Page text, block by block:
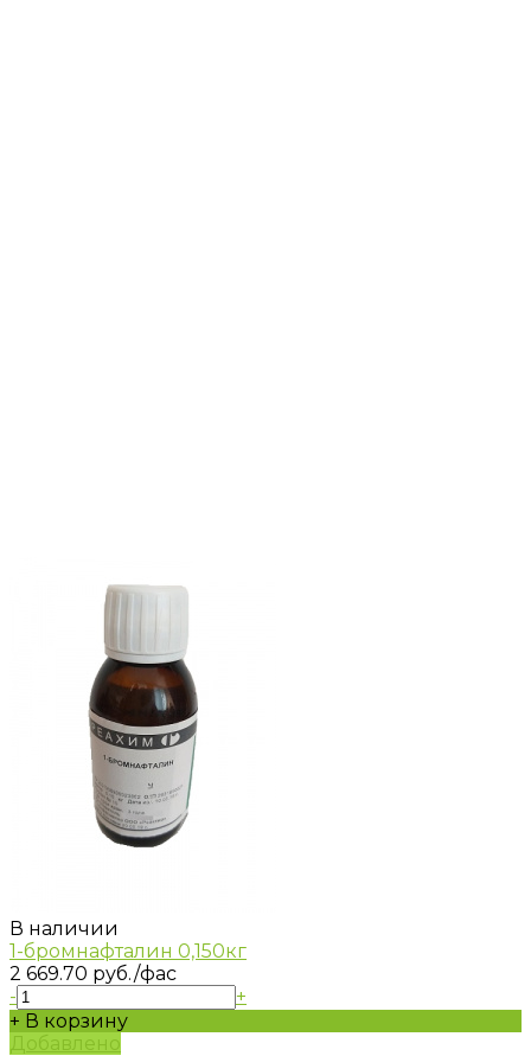
В наличии
1-бромнафталин 0,150кг
2 669.70 руб./фас
-
+
+ В корзину
Добавлено